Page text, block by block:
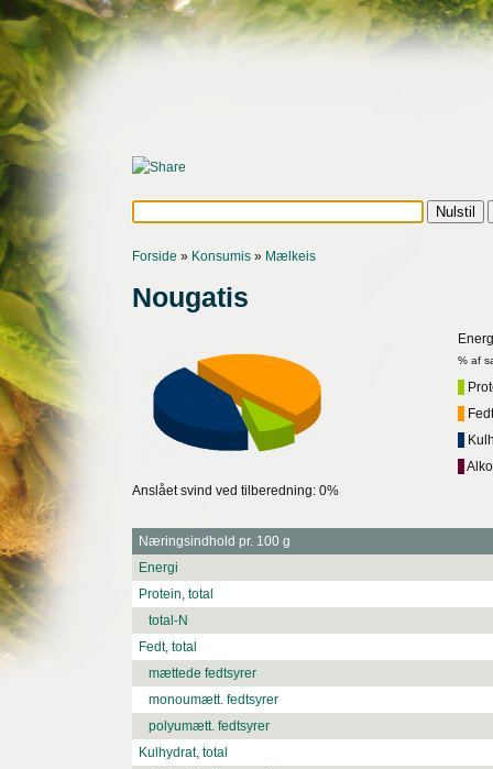
Forside » Konsumis » Mælkeis
Nougatis
% af
Anslået svind ved tilberedning: 0%
Næringsindhold pr. 100 g
Energi
Protein, total
total-N
Fedt, total
mættede fedtsyrer
monoumætt. fedtsyrer
polyumætt. fedtsyrer
Kulhydrat, total